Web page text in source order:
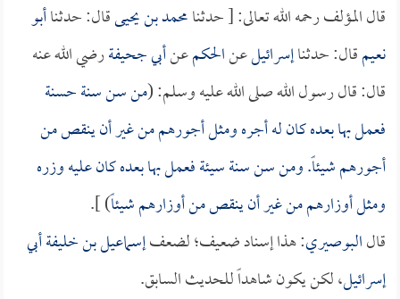
قال المؤلف رحمه الله تعالى: [ حدثنامحمد بن يحيىقال: حدثناأبو
نعيمقال: حدثناإسرائيلعنالحكمعنأبي جحيفةرضي الله عنه
قال: قال رسول الله صلى الله عليه وسلم: (من سن سنة حسنة
فعمل بها بعده كان له أجره ومثل أجورهم من غير أن ينقص من
أجورهم شيئاً. ومن سن سنة سيئة فعمل بها بعده كان عليه وزره
ومثل أوزارهم من غير أن ينقص من أوزارهم شيئاً) ].
قالالبوصيري: هذا إسناد ضعيف؛ لضعفإسماعيل بن خليفة أبي
إسرائيل، لكن يكون شاهداً للحديث السابق.